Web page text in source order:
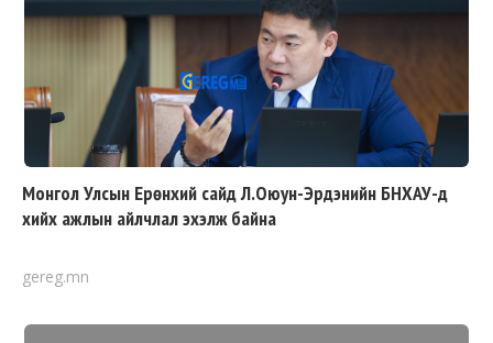
Монгол Улсын Ерөнхий сайд Л.Оюун-Эрдэнийн БНХАУ-д
хийх ажлын айлчлал эхэлж байна
gereg.mn